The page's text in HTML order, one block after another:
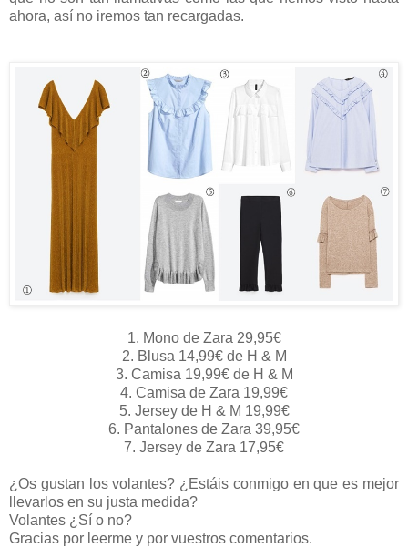
ahora, así no iremos tan recargadas.
1. Mono de Zara 29,95€
2. Blusa 14,99€ de H & M
3. Camisa 19,99€ de H & M
4. Camisa de Zara 19,99€
5. Jersey de H & M 19,99€
6. Pantalones de Zara 39,95€
7. Jersey de Zara 17,95€
¿Os gustan los volantes? ¿Estáis conmigo en que es mejor
llevarlos en su justa medida?
Volantes ¿Sí o no?
Gracias por leerme y por vuestros comentarios.